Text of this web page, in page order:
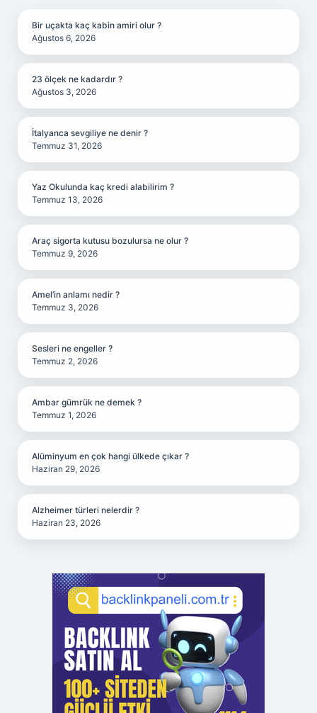
Bir uçakta kaç kabin amiri olur ?
Ağustos 6, 2026
23 ölçek ne kadardır ?
Ağustos 3, 2026
İtalyanca sevgiliye ne denir ?
Temmuz 31, 2026
Yaz Okulunda kaç kredi alabilirim ?
Temmuz 13, 2026
Araç sigorta kutusu bozulursa ne olur ?
Temmuz 9, 2026
Amel’in anlamı nedir ?
Temmuz 3, 2026
Sesleri ne engeller ?
Temmuz 2, 2026
Ambar gümrük ne demek ?
Temmuz 1, 2026
Alüminyum en çok hangi ülkede çıkar ?
Haziran 29, 2026
Alzheimer türleri nelerdir ?
Haziran 23, 2026